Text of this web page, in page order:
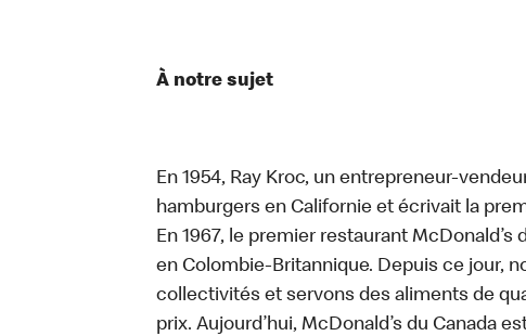
À notre sujet
En 1954, Ray Kroc, un entrepreneur-
hamburgers en Californie et écrivait la
En 1967, le premier restaurant
en Colombie-Britannique. Depuis ce jour,
collectivités et servons des aliments de
prix. Aujourd’hui, McDonald’s du Canada